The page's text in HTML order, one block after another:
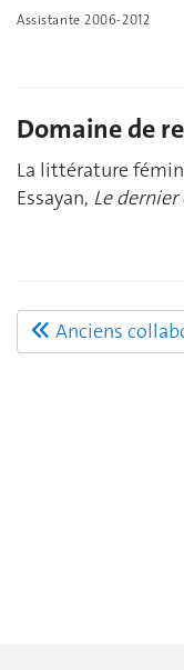
Assistante 2006-2012
Domaine de
La littérature
Essayan, Le dernier
Anciens